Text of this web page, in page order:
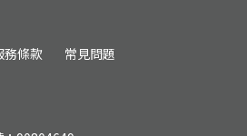
務條款 常見問題